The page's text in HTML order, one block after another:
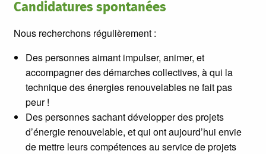
Candidatures spontanées
Nous recherchons régulièrement :
Des personnes aimant impulser, animer, et
accompagner des démarches collectives, à qui la
technique des énergies renouvelables ne fait pas
peur !
Des personnes sachant développer des projets
d’énergie renouvelable, et qui ont aujourd’hui envie
de mettre leurs compétences au service de projets